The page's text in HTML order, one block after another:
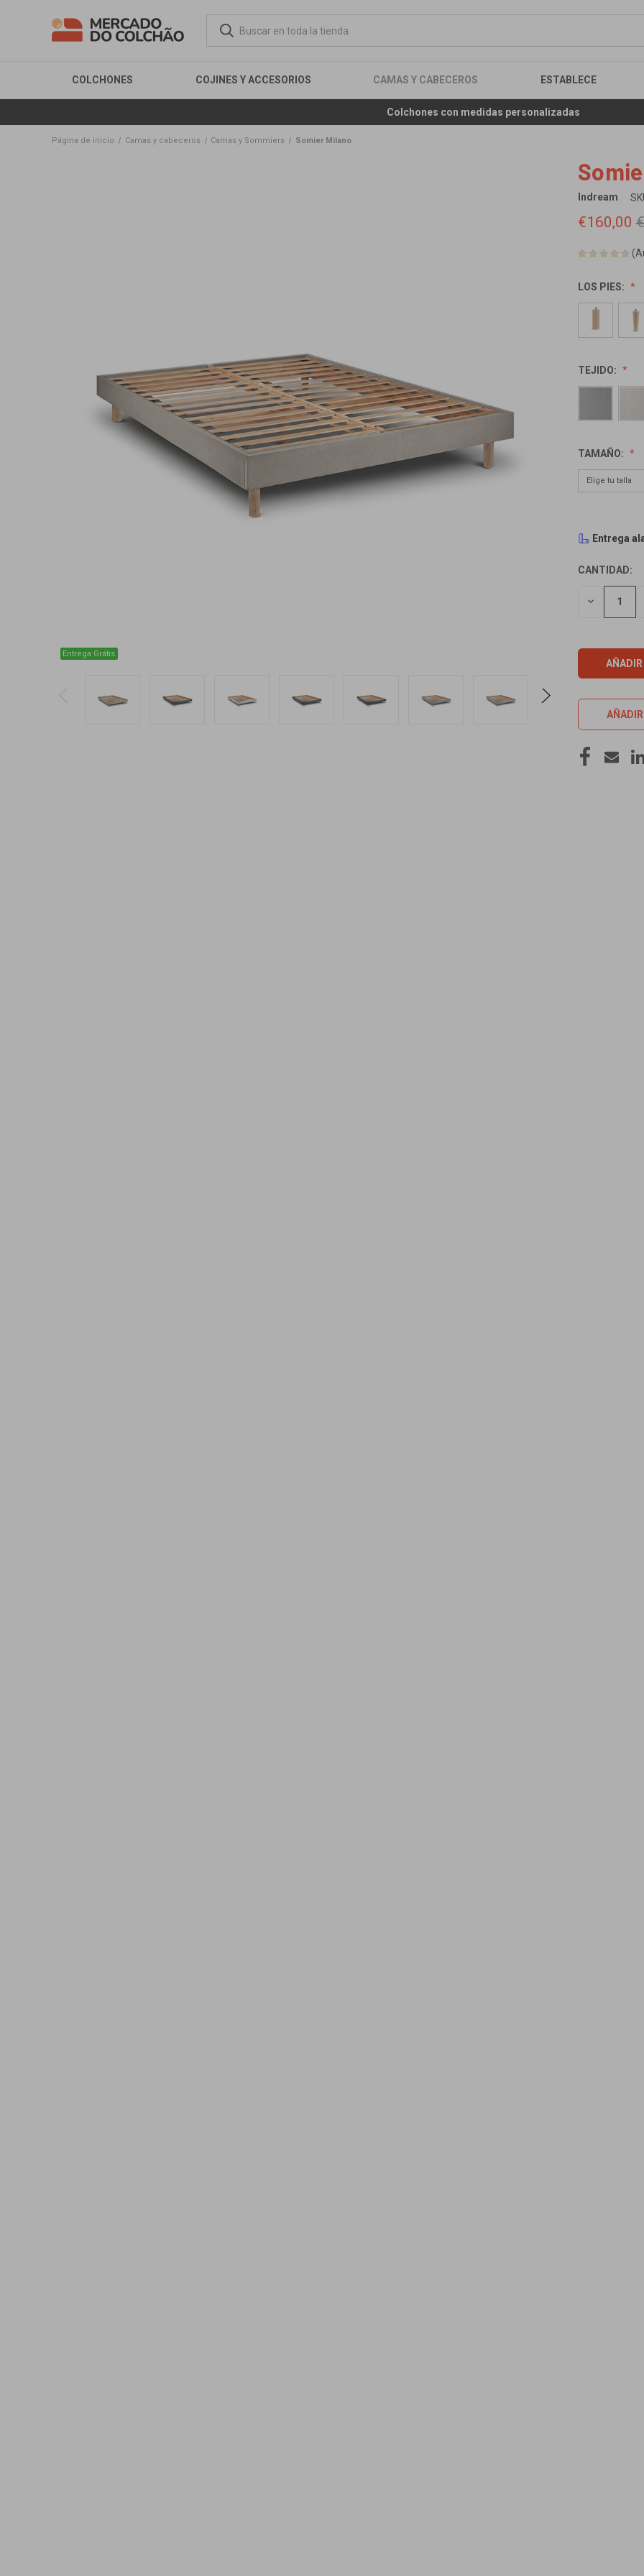
COLCHONES COJINES Y ACCESORIOS CAMAS Y CABECEROS ESTABLECE
Página de inicio Camas y cabeceros Camas y Sommiers Somier Milano
Entrega Grátis
Indream
€160,00
LOS PIES:
TEJIDO:
TAMAÑO:
Entrega
EXISTENCIAS
ACTUALES:
CANTIDAD:
REDUCIR
NÚMERO